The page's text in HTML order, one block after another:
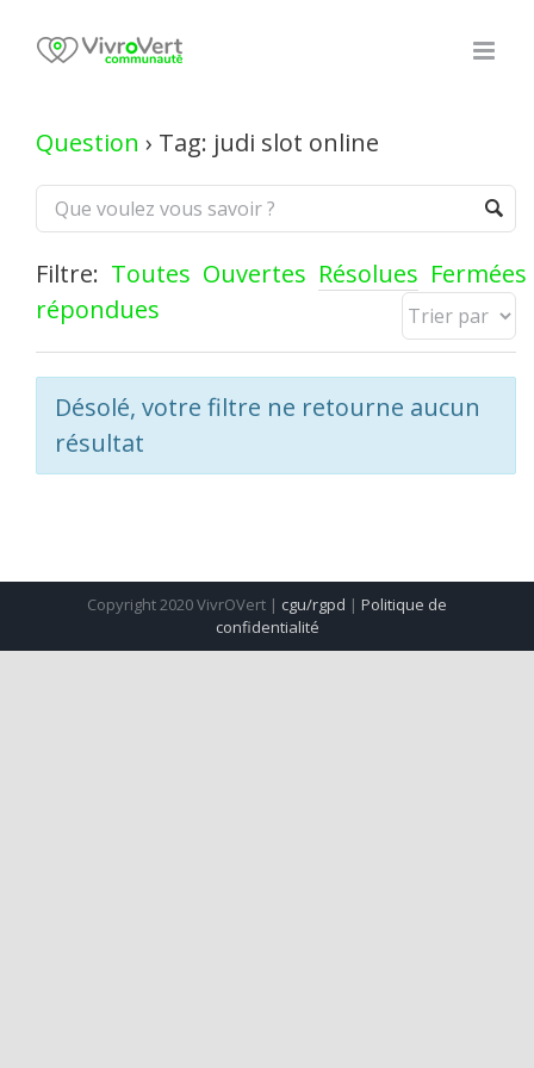
Question › Tag: judi slot online
Filtre: Toutes Ouvertes Résolues Fermées
répondues
Désolé, votre filtre ne retourne aucun
résultat
Copyright 2020 VivrOVert | cgu/rgpd | Politique de
confidentialité